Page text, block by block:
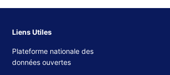
Liens Utiles
Plateforme nationale des
données ouvertes